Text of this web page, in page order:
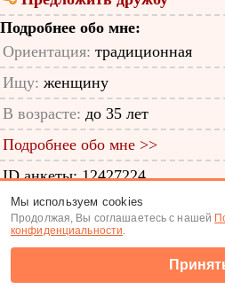
Подробнее обо мне:
Ориентация: традиционная
Ищу: женщину
В возрасте: до 35 лет
Подробнее обо мне >>
ID анкеты: 12427224
Знакомства|Поиск анкет
(c) Tabor.ru 2026
Мы используем cookies
Продолжая, Вы соглашаетесь с нашей
конфиденциальности.